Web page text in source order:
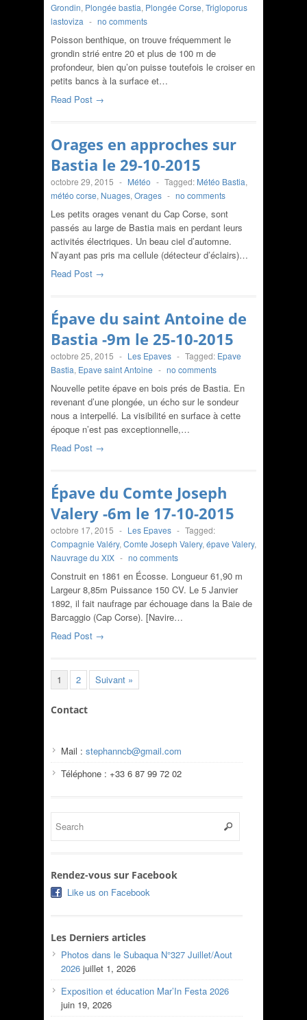
Grondin, Plongée bastia, Plongée Corse, Trigloporus
lastoviza - no comments
Poisson benthique, on trouve fréquemment le
grondin strié entre 20 et plus de 100 m de
profondeur, bien qu’on puisse toutefois le croiser en
petits bancs à la surface et…
Read Post →
Orages en approches sur
Bastia le 29-10-2015
octobre 29, 2015 - Météo - Tagged: Météo Bastia,
météo corse, Nuages, Orages - no comments
Les petits orages venant du Cap Corse, sont
passés au large de Bastia mais en perdant leurs
activités électriques. Un beau ciel d’automne.
N’ayant pas pris ma cellule (détecteur d’éclairs)…
Read Post →
Épave du saint Antoine de
Bastia -9m le 25-10-2015
octobre 25, 2015 - Les Epaves - Tagged: Epave
Bastia, Epave saint Antoine - no comments
Nouvelle petite épave en bois prés de Bastia. En
revenant d’une plongée, un écho sur le sondeur
nous a interpellé. La visibilité en surface à cette
époque n’est pas exceptionnelle,…
Read Post →
Épave du Comte Joseph
Valery -6m le 17-10-2015
octobre 17, 2015 - Les Epaves - Tagged:
Compagnie Valéry, Comte Joseph Valery, épave Valery,
Nauvrage du XIX - no comments
Construit en 1861 en Écosse. Longueur 61,90 m
Largeur 8,85m Puissance 150 CV. Le 5 Janvier
1892, il fait naufrage par échouage dans la Baie de
Barcaggio (Cap Corse). [Navire…
Read Post →
1 2 Suivant »
Contact
Mail : stephanncb@gmail.com
Téléphone : +33 6 87 99 72 02
Rendez-vous sur Facebook
Like us on Facebook
Les Derniers articles
Photos dans le Subaqua N°327 Juillet/Aout
2026 juillet 1, 2026
Exposition et éducation Mar’In Festa 2026
juin 19, 2026